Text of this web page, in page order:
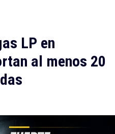
LP en
al menos 20